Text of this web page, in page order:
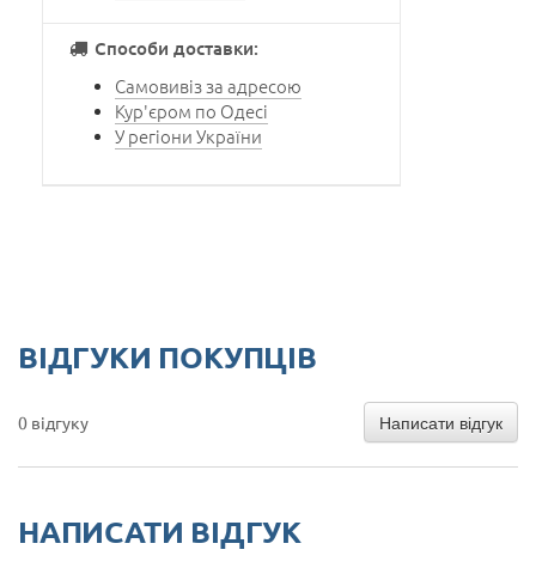
Способи доставки:
Самовивіз за адресою
Кур'єром по Одесі
У регіони України
ВІДГУКИ ПОКУПЦІВ
0 відгуку Написати відгук
НАПИСАТИ ВІДГУК